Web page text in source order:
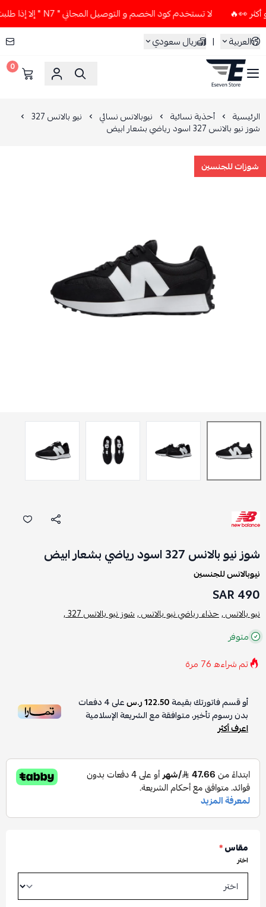
لا تستخدم كود الخصم و التوصيل المجاني " N7 " إلا إذا طلبت قطعتين أو أكثر 👀🔥
العربية
| ريال سعودي
ESEVEN STORE
0
الرئيسية أحذية نسائية نيوبالانس نسائي نيو بالانس 327
شوز نيو بالانس 327 اسود رياضي بشعار ابيض
شوزات للجنسين
شوز نيو بالانس 327 اسود رياضي بشعار ابيض
نيوبالانس للجنسين
490 SAR
نيو بالانس ,حذاء رياضي نيو بالانس ,شوز نيو بالانس 327 ,
متوفر
تم شراءه76 مرة
أو قسم فاتورتك بقيمة122.50 ر.س على4دفعات
بدون رسوم تأخير، متوافقة مع الشريعة الإسلامية
اعرف أكثر
مقاس*
اختر